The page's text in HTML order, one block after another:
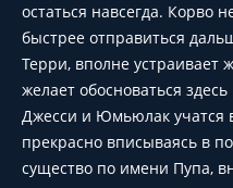
остаться навсегда. Корво
быстрее отправиться
Терри, вполне устраивает
желает обосноваться
Джесси и Юмьюлак учатся
прекрасно вписываясь в
существо по имени Пупа,